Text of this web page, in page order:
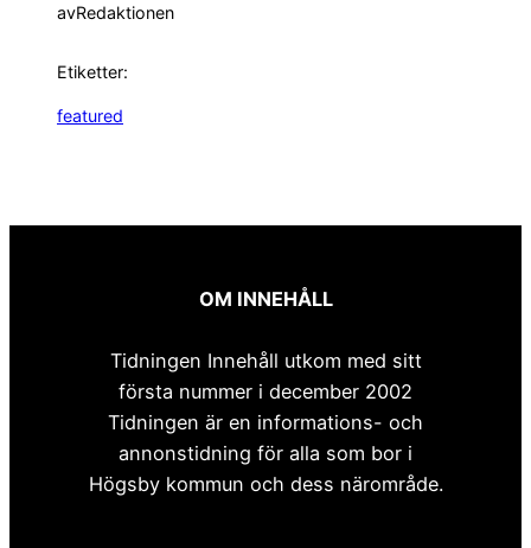
avRedaktionen
Etiketter:
featured
OM INNEHÅLL
Tidningen Innehåll utkom med sitt
första nummer i december 2002
Tidningen är en informations- och
annonstidning för alla som bor i
Högsby kommun och dess närområde.